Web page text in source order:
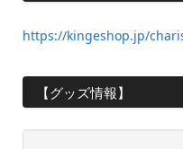
https://kingeshop.jp/
【グッズ情報】